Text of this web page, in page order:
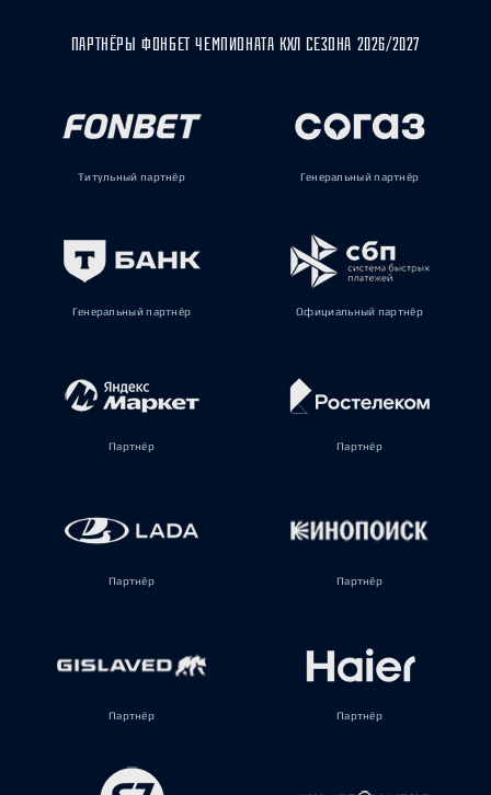
ПАРТНЁРЫ ФОНБЕТ ЧЕМПИОНАТА КХЛ СЕЗОНА 2026/2027
Титульный партнёр Генеральный партнёр
Генеральный партнёр Официальный партнёр
Партнёр Партнёр
Партнёр Партнёр
Партнёр Партнёр